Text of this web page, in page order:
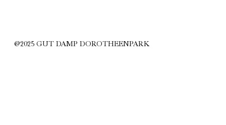
@2025 GUT DAMP DOROTHEENPARK